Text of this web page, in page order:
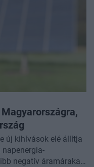
új kihívások elé állítja
negatív áramárakat